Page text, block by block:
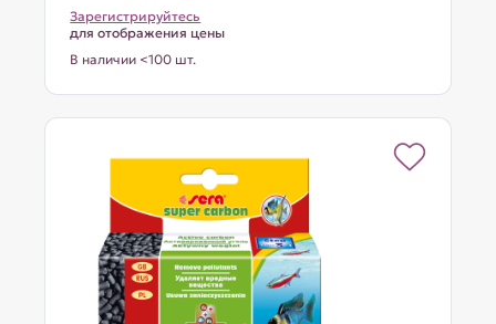
Зарегистрируйтесь
для отображения цены
В наличии <100 шт.